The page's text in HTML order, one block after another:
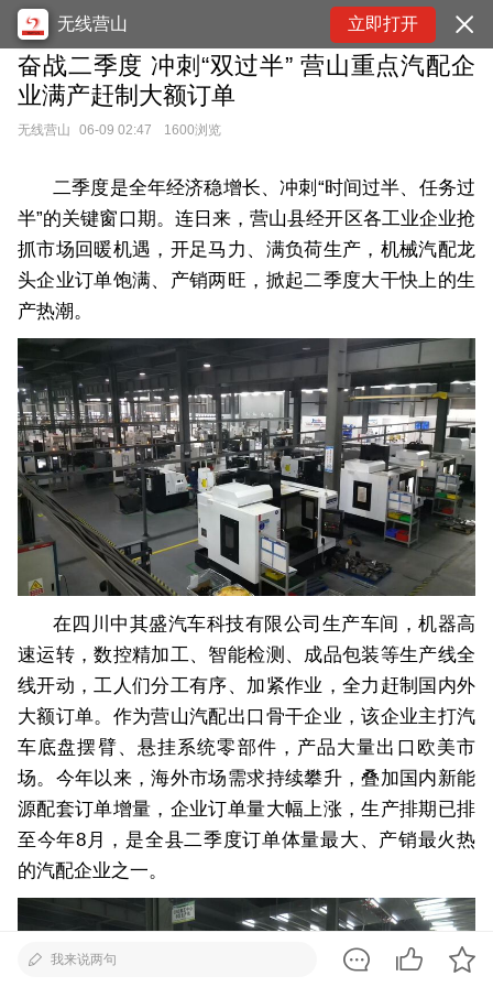
无线营山 立即打开
奋战二季度 冲刺“双过半” 营山重点汽配企
业满产赶制大额订单
无线营山 06-09 02:47 1600浏览
二季度是全年经济稳增长、冲刺“时间过半、任务过
半”的关键窗口期。连日来，营山县经开区各工业企业抢
抓市场回暖机遇，开足马力、满负荷生产，机械汽配龙
头企业订单饱满、产销两旺，掀起二季度大干快上的生
产热潮。
在四川中其盛汽车科技有限公司生产车间，机器高
速运转，数控精加工、智能检测、成品包装等生产线全
线开动，工人们分工有序、加紧作业，全力赶制国内外
大额订单。作为营山汽配出口骨干企业，该企业主打汽
车底盘摆臂、悬挂系统零部件，产品大量出口欧美市
场。今年以来，海外市场需求持续攀升，叠加国内新能
源配套订单增量，企业订单量大幅上涨，生产排期已排
至今年8月，是全县二季度订单体量最大、产销最火热
的汽配企业之一。
我来说两句